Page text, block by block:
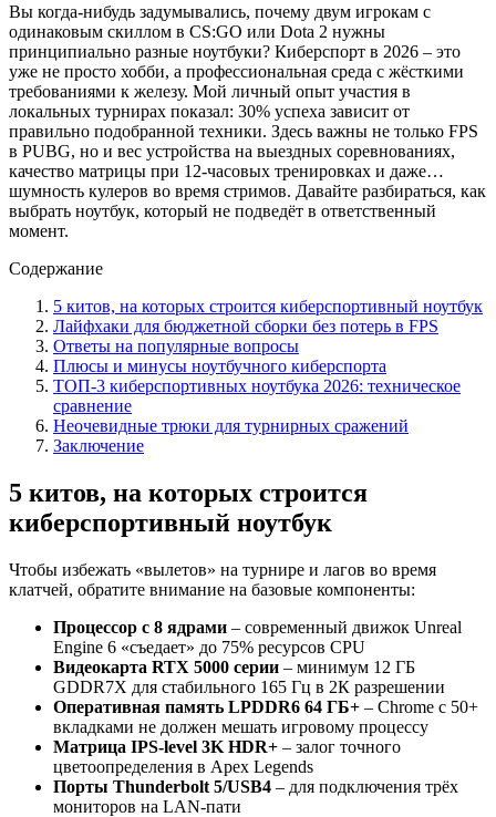
Вы когда-нибудь задумывались, почему двум игрокам с
одинаковым скиллом в CS:GO или Dota 2 нужны
принципиально разные ноутбуки? Киберспорт в 2026 – это
уже не просто хобби, а профессиональная среда с жёсткими
требованиями к железу. Мой личный опыт участия в
локальных турнирах показал: 30% успеха зависит от
правильно подобранной техники. Здесь важны не только FPS
в PUBG, но и вес устройства на выездных соревнованиях,
качество матрицы при 12-часовых тренировках и даже…
шумность кулеров во время стримов. Давайте разбираться, как
выбрать ноутбук, который не подведёт в ответственный
момент.
Содержание
5 китов, на которых строится киберспортивный ноутбук
Лайфхаки для бюджетной сборки без потерь в FPS
Ответы на популярные вопросы
Плюсы и минусы ноутбучного киберспорта
ТОП-3 киберспортивных ноутбука 2026: техническое
сравнение
Неочевидные трюки для турнирных сражений
Заключение
5 китов, на которых строится
киберспортивный ноутбук
Чтобы избежать «вылетов» на турнире и лагов во время
клатчей, обратите внимание на базовые компоненты:
Процессор с 8 ядрами – современный движок Unreal
Engine 6 «съедает» до 75% ресурсов CPU
Видеокарта RTX 5000 серии – минимум 12 ГБ
GDDR7X для стабильного 165 Гц в 2К разрешении
Оперативная память LPDDR6 64 ГБ+ – Chrome с 50+
вкладками не должен мешать игровому процессу
Матрица IPS-level 3K HDR+ – залог точного
цветоопределения в Apex Legends
Порты Thunderbolt 5/USB4 – для подключения трёх
мониторов на LAN-пати